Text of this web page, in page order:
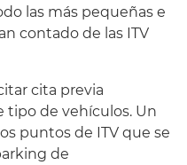
las más pequeñas e
contado de las ITV
cita previa
tipo de vehículos. Un
puntos de ITV que se
de